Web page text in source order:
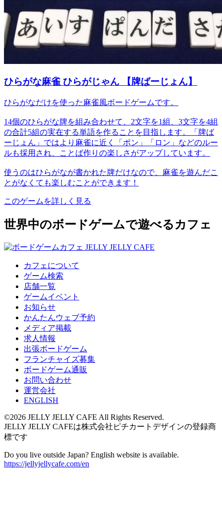
ひらがな麻雀 ひらがじゃん 【牌ばーじょん】
ひらがなだけを使った麻雀風ボードゲームです。
14個のひらがな牌を組み合わせて、2文字を1組、3文字を4組
の合計5組の実在する単語を作ることを目指します。「牌ば
ーじょん」ではより麻雀に近く「ポン」「ロン」などのルー
ルも採用され、ことば作りの楽しさがアップしています。
使うのはひらがなが書かれた牌だけなので、麻雀を遊んだこ
とがなくても楽しむことができます！
このゲームを詳しく見る
世界中のボードゲームで遊べるカフェ
カフェについて
ゲーム検索
店舗一覧
ゲームイベント
お知らせ
かんたんウェブ予約
メディア掲載
求人情報
出張ボードゲーム
フランチャイズ募集
ボードゲーム通販
お問い合わせ
運営会社
ENGLISH
©2026 JELLY JELLY CAFE All Rights Reserved.
JELLY JELLY CAFEは株式会社ピチカートデザインの登録商
標です
Do you live outside Japan? English website is available.
https://jellyjellycafe.com/en